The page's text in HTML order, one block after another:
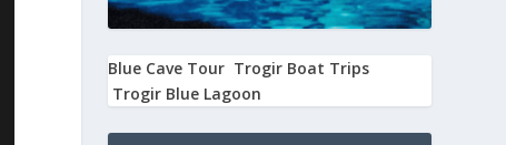
Blue Cave Tour Trogir Boat Trips
Trogir Blue Lagoon